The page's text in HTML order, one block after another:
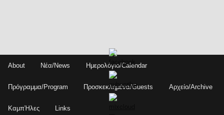
content
content
menu
About Νέα/News Ημερολόγιο/Calendar
Πρόγραμμα/Program Προσκεκλημένα/Guests Αρχείο/Archive
ΚαμπΉλες Links